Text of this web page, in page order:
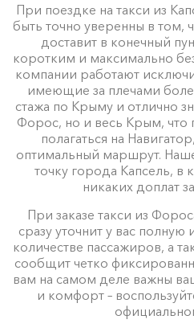
При поездке на такси из
быть точно уверенны в том,
доставит в конечный
коротким и максимально
компании работают
имеющие за плечами
стажа по Крыму и отлично
Форос, но и весь Крым, что
полагаться на
оптимальный маршрут. Наше
точку города Капсель, в
никаких доплат
При заказе такси из
сразу уточнит у вас
количестве пассажиров, а
сообщит четко
вам на самом деле важны
и комфорт –